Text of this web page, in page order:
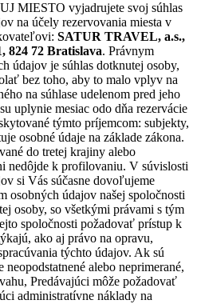
MIESTO vyjadrujete svoj súhlas
na účely rezervovania miesta v
SATUR TRAVEL, a.s.,
824 72 Bratislava. Právnym
údajov je súhlas dotknutej osoby,
bez toho, aby to malo vplyv na
na súhlase udelenom pred jeho
uplynie mesiac odo dňa rezervácie
týmto príjemcom: subjekty,
osobné údaje na základe zákona.
do tretej krajiny alebo
nedôjde k profilovaniu. V súvislosti
si Vás súčasne dovoľujeme
osobných údajov našej spoločnosti
osoby, so všetkými právami s tým
spoločnosti požadovať prístup k
ako aj právo na opravu,
týchto údajov. Ak sú
alebo neprimerané,
Predávajúci môže požadovať
administratívne náklady na